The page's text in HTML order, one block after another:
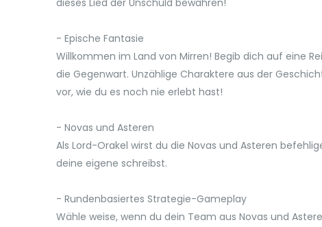
dieses Lied der Unschuld bewahren!
- Epische Fantasie
Willkommen im Land von Mirren! Begib dich auf eine
die Gegenwart. Unzählige Charaktere aus der
vor, wie du es noch nie erlebt hast!
- Novas und Asteren
Als Lord-Orakel wirst du die Novas und Asteren
deine eigene schreibst.
- Rundenbasiertes Strategie-Gameplay
Wähle weise, wenn du dein Team aus Novas und